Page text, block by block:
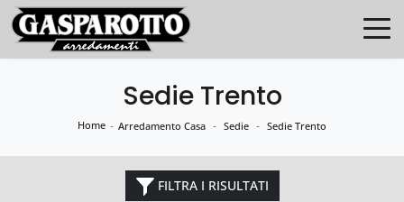
Sedie Trento
Home - Arredamento Casa - Sedie - Sedie Trento
FILTRA I RISULTATI